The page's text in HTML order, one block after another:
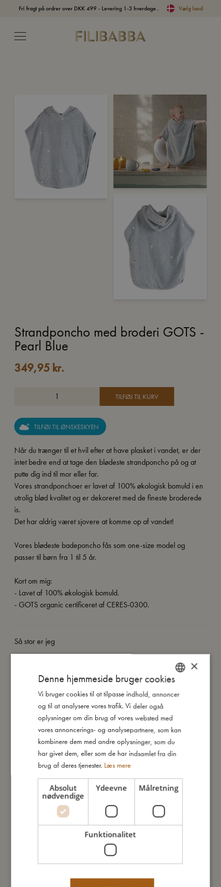
Fri fragt på ordrer over DKK 499 - Levering 1-3 hverdage.. Vælg land
Strandponcho med broderi GOTS -
Pearl Blue
349,95 kr.
TILFØJ TIL KURV
TILFØJ TIL ØNSKESKYEN
Når du trænger til et hvil efter at have plasket i vandet, er der
intet bedre end at tage den blødeste strandponcho på og at
putte dig ind til mor eller far.
Vores strandponchoer er lavet af 100% økologisk bomuld i en
utrolig blød kvalitet og er dekoreret med de fineste broderede
is.
Det har aldrig været sjovere at komme op af vandet!
Vores blødeste badeponcho fås som one-size model og
passer til børn fra 1 til 5 år.
Kort om mig:
- Lavet af 100% økologisk bomuld.
- GOTS organic certificeret af CERES-0300.
Så stor er jeg
Jeg er lavet af
Sådan plejer du mig
Mine data
Du vil måske også kunne lide
DANISH
GERMAN
×
Denne hjemmeside bruger cookies
Vi bruger cookies til at tilpasse indhold, annoncer
og til at analysere vores trafik. Vi deler også
oplysninger om din brug af vores websted med
vores annoncerings- og analysepartnere, som kan
kombinere dem med andre oplysninger, som du
har givet dem, eller som de har indsamlet fra din
brug af deres tjenester. Læs mere
Absolut
nødvendige
Ydeevne Målretning
Funktionalitet